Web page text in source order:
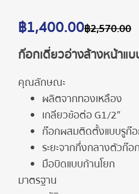
฿2,570.00
฿1,400.00
ก๊อกเดี่ยวอ่างล้างหน้าแบ
คุณลักษณะ
ผลิตจากทองเหลือง
เกลียวข้อต่อ G1/2″
ก๊อกผสมติดตั้งแบบรูก๊อ
ระยะจากกึ่งกลางตัวก๊
มือบิดแบบก้านโยก
มาตรฐาน